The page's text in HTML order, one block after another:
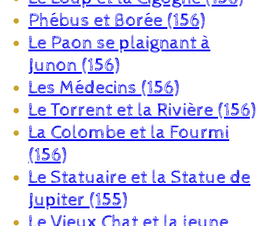
Phébus et Borée (156)
Le Paon se plaignant à
Junon (156)
Les Médecins (156)
Le Torrent et la Rivière (156)
La Colombe et la Fourmi
(156)
Le Statuaire et la Statue de
Jupiter (155)